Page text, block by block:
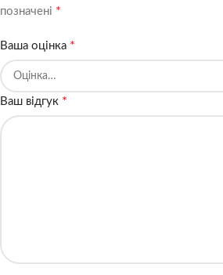
позначені *
Ваша оцінка *
Ваш відгук *